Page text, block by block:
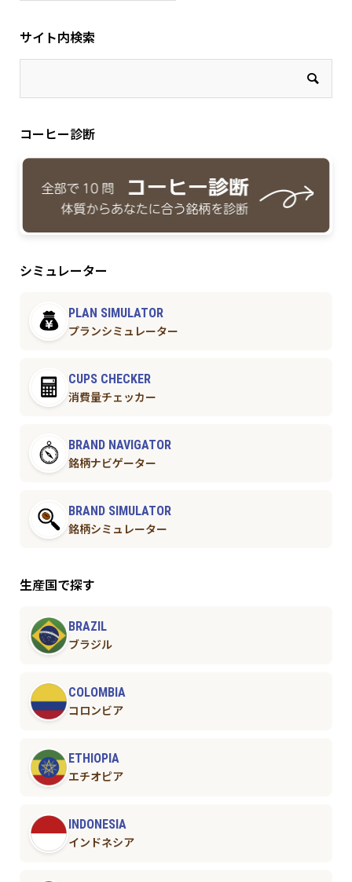
サイト内検索
コーヒー診断
シミュレーター
PLAN SIMULATOR
プランシミュレーター
CUPS CHECKER
消費量チェッカー
BRAND NAVIGATOR
銘柄ナビゲーター
BRAND SIMULATOR
銘柄シミュレーター
生産国で探す
BRAZIL
ブラジル
COLOMBIA
コロンビア
ETHIOPIA
エチオピア
INDONESIA
インドネシア